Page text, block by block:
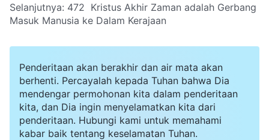
Selanjutnya: 472 Kristus Akhir Zaman adalah Gerbang
Masuk Manusia ke Dalam Kerajaan
Penderitaan akan berakhir dan air mata akan
berhenti. Percayalah kepada Tuhan bahwa Dia
mendengar permohonan kita dalam penderitaan
kita, dan Dia ingin menyelamatkan kita dari
penderitaan. Hubungi kami untuk memahami
kabar baik tentang keselamatan Tuhan.